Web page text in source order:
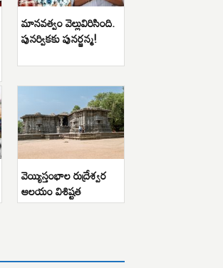
మానవత్వం వెల్లువిరిసింది.
పునర్వికకు పునర్జన్మ!
వెయ్యిస్తంభాల రుద్రేశ్వర
ఆలయం విశిష్టత